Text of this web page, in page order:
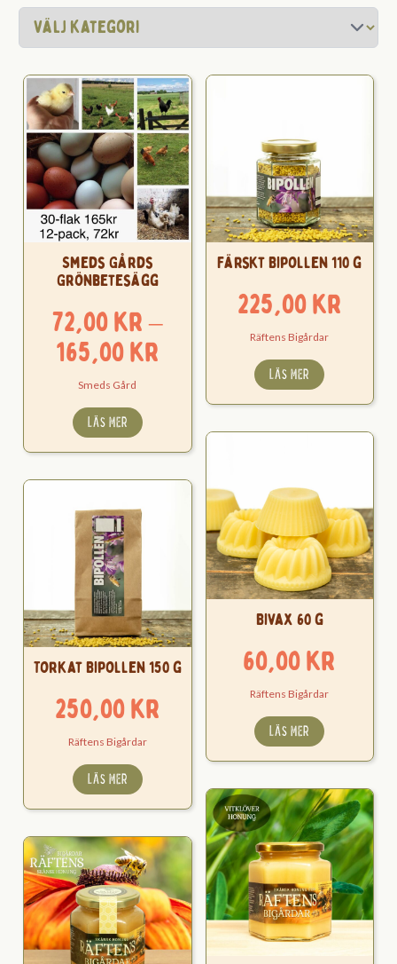
Smeds Gårds
Grönbetesägg
72,00kr–
165,00kr Prisintervall:
165,00 kr
Smeds Gård
LÄS MER
Färskt Bipollen 110 g
225,00kr
Räftens Bigårdar
LÄS MER
Bivax 60 g
60,00kr
Räftens Bigårdar
LÄS MER
Torkat Bipollen 150 g
250,00kr
Räftens Bigårdar
LÄS MER